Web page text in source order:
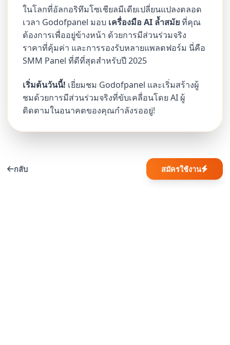
ในโลกที่อัลกอริทึมโซเชียลมีเดียเปลี่ยนแปลงตลอด
เวลา Godofpanel มอบ เครื่องมือ AI ล้ำสมัยที่คุณ
ต้องการเพื่ออยู่ข้างหน้า ด้วยการมีส่วนร่วมจริง
ราคาที่คุ้มค่า และการรองรับหลายแพลตฟอร์ม นี่คือ
SMM Panel ที่ดีที่สุดสำหรับปี 2025
เริ่มต้นวันนี้! เยี่ยมชม Godofpanel และเริ่มสร้างผู้
ชมด้วยการมีส่วนร่วมจริงที่ขับเคลื่อนโดย AI ผู้
ติดตามในอนาคตของคุณกำลังรออยู่!
กลับ สมัครใช้งาน